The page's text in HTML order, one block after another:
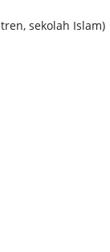
sekolah Islam)